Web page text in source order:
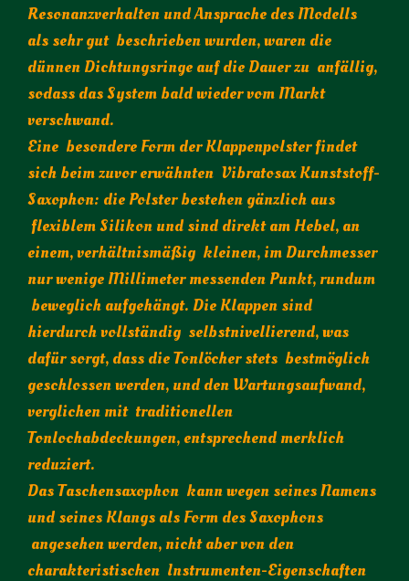
Resonanzverhalten und Ansprache des Modells
als sehr gut beschrieben wurden, waren die
dünnen Dichtungsringe auf die Dauer zu anfällig,
sodass das System bald wieder vom Markt
verschwand.
Eine besondere Form der Klappenpolster findet
sich beim zuvor erwähnten Vibratosax Kunststoff-
Saxophon: die Polster bestehen gänzlich aus
flexiblem Silikon und sind direkt am Hebel, an
einem, verhältnismäßig kleinen, im Durchmesser
nur wenige Millimeter messenden Punkt, rundum
beweglich aufgehängt. Die Klappen sind
hierdurch vollständig selbstnivellierend, was
dafür sorgt, dass die Tonlöcher stets bestmöglich
geschlossen werden, und den Wartungsaufwand,
verglichen mit traditionellen
Tonlochabdeckungen, entsprechend merklich
reduziert.
Das Taschensaxophon kann wegen seines Namens
und seines Klangs als Form des Saxophons
angesehen werden, nicht aber von den
charakteristischen Instrumenten-Eigenschaften